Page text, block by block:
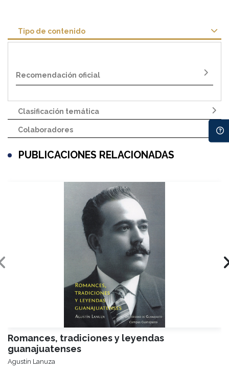
Tipo de contenido
Recomendación oficial
Clasificación temática
Colaboradores
PUBLICACIONES RELACIONADAS
Romances, tradiciones y leyendas
guanajuatenses
Agustín Lanuza